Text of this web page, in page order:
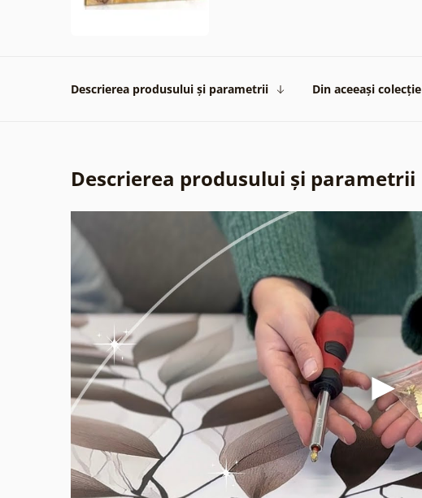
Descrierea produsului și parametrii Din aceeași colecție
Descrierea produsului și parametrii